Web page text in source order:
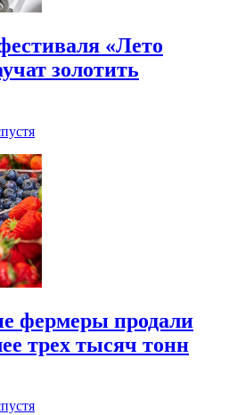
«Лето
золотить
фермеры продали
трех тысяч тонн